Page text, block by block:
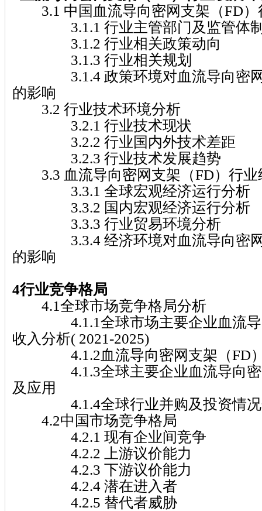
3.1 中国血流导向密网支架（FD）
3.1.1 行业主管部门及监管体
3.1.2 行业相关政策动向
3.1.3 行业相关规划
3.1.4 政策环境对血流导向密网
的影响
3.2 行业技术环境分析
3.2.1 行业技术现状
3.2.2 行业国内外技术差距
3.2.3 行业技术发展趋势
3.3 血流导向密网支架（FD）行业
3.3.1 全球宏观经济运行分析
3.3.2 国内宏观经济运行分析
3.3.3 行业贸易环境分析
3.3.4 经济环境对血流导向密网
的影响
4行业竞争格局
4.1全球市场竞争格局分析
4.1.1全球市场主要企业血流导
收入分析( 2021-2025)
4.1.2血流导向密网支架（FD）
4.1.3全球主要企业血流导向密
及应用
4.1.4全球行业并购及投资情况
4.2中国市场竞争格局
4.2.1 现有企业间竞争
4.2.2 上游议价能力
4.2.3 下游议价能力
4.2.4 潜在进入者
4.2.5 替代者威胁